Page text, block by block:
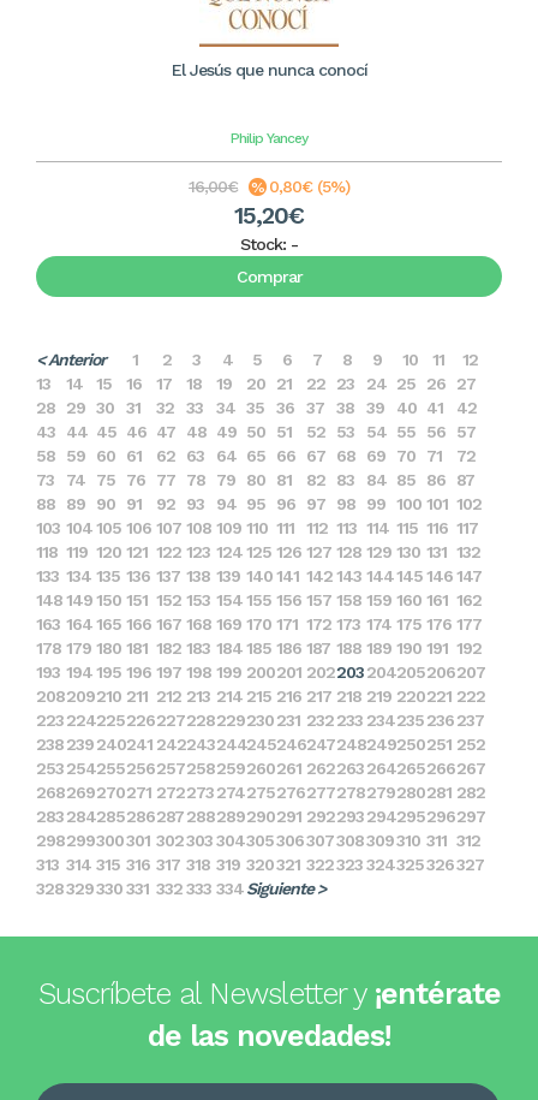
El Jesús que nunca conocí
Philip Yancey
16,00€ 0,80€ (5%)
15,20€
Stock: -
Comprar
< Anterior 1 2 3 4 5 6 7 8 9 10 11
12
13
14 15 16 17 18 19 20 21 22 23 24 25 26
27
28
29 30 31 32 33 34 35 36 37 38 39 40 41
42
43
44 45 46 47 48 49 50 51 52 53 54 55 56
57
58
59 60 61 62 63 64 65 66 67 68 69 70 71
72
73
74 75 76 77 78 79 80 81 82 83 84 85 86
87
88
89 90 91 92 93 94 95 96 97 98 99 100 101 102
103 104105 106 107 108 109 110 111 112 113 114 115 116 117
118 119 120 121 122 123 124125 126 127 128 129 130 131 132
133 134 135 136 137 138 139 140141 142143 144145146147
148149150 151 152 153 154155 156 157 158 159 160 161 162
163 164165 166 167 168 169 170 171 172 173 174 175 176 177
178 179 180 181 182 183 184185 186 187 188 189 190 191 192
193 194195 196 197 198 199 200201 202203204205206207
208209210 211 212 213 214 215 216 217 218 219 220221 222
223224225226227228229230231 232233 234235236237
238239240241 242243244245246247248249250251 252
253254255256257258259260261 262263264265266267
268269270271 272273274275276277278279280281 282
283284285286287288289290291 292293294295296297
298299300301 302303304305306307308309310 311 312
313 314 315 316 317 318 319 320321 322323324325326327
328329330331 332333 334Siguiente >
Suscríbete al Newsletter y ¡entérate
de las novedades!